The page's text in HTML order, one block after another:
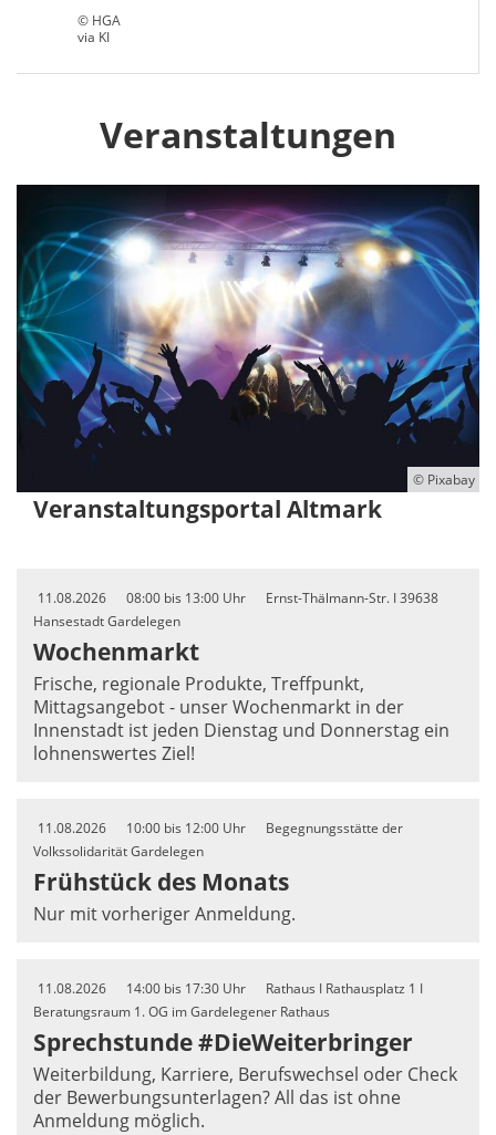
© HGA
via KI
Veranstaltungen
© Pixabay
Veranstaltungsportal Altmark
11.08.2026 08:00 bis 13:00 Uhr
Ernst-Thälmann-Str. I 39638
Hansestadt Gardelegen
Wochenmarkt
Frische, regionale Produkte, Treffpunkt,
Mittagsangebot - unser Wochenmarkt in der
Innenstadt ist jeden Dienstag und Donnerstag ein
lohnenswertes Ziel!
11.08.2026 10:00 bis 12:00 Uhr
Begegnungsstätte der
Volkssolidarität Gardelegen
Frühstück des Monats
Nur mit vorheriger Anmeldung.
11.08.2026 14:00 bis 17:30 Uhr
Rathaus I Rathausplatz 1 I
Beratungsraum 1. OG im Gardelegener Rathaus
Sprechstunde #DieWeiterbringer
Weiterbildung, Karriere, Berufswechsel oder Check
der Bewerbungsunterlagen? All das ist ohne
Anmeldung möglich.